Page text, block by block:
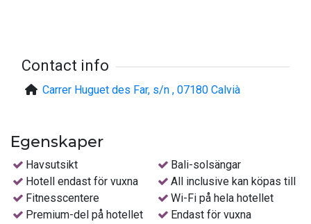
guidade cykelturer och vandringar i olika svårighetsgrader.
Sensations Thai Zen. Inom hotellet finns även ett gym. Du
Sätt en extra guldkant på semestern– boka ett rum i Star
Prestige-delen
Som boende i Star Prestige-delen får du ta del av en lång
rad av exklusiva förmåner.
Contact info
Carrer Huguet des Far, s/n , 07180 Calvià
Egenskaper
Havsutsikt
Bali-solsängar
Hotell endast för vuxna
All inclusive kan köpas till
Fitnesscentere
Wi-Fi på hela hotellet
Premium-del på hotellet
Endast för vuxna